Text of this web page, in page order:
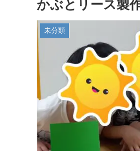
かぶとリース製
未分類